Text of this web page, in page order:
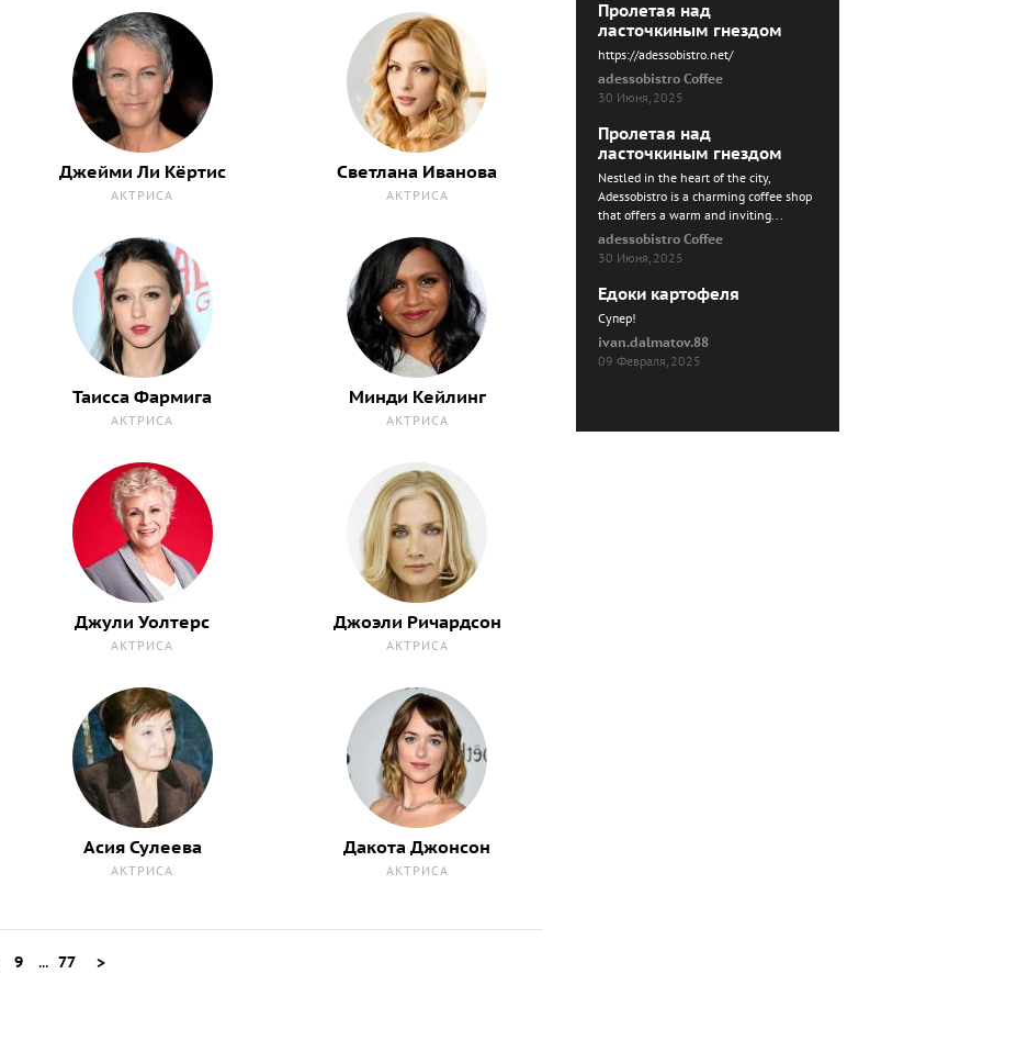
Джейми Ли Кёртис
АКТРИСА
Светлана Иванова
АКТРИСА
Таисса Фармига
АКТРИСА
Минди Кейлинг
АКТРИСА
Джули Уолтерс
АКТРИСА
Джоэли Ричардсон
АКТРИСА
Асия Сулеева
АКТРИСА
Дакота Джонсон
АКТРИСА
Пролетая над
ласточкиным гнездом
https://adessobistro.net/
adessobistro Coffee
30 Июня, 2025
Пролетая над
ласточкиным гнездом
Nestled in the heart of the city,
Adessobistro is a charming coffee shop
that offers a warm and inviting...
adessobistro Coffee
30 Июня, 2025
Едоки картофеля
Cупер!
ivan.dalmatov.88
09 Февраля, 2025
9 ... 77 >